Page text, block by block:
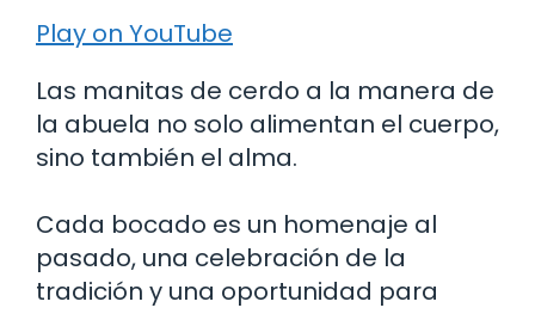
Play on YouTube
Las manitas de cerdo a la manera de
la abuela no solo alimentan el cuerpo,
sino también el alma.
Cada bocado es un homenaje al
pasado, una celebración de la
tradición y una oportunidad para